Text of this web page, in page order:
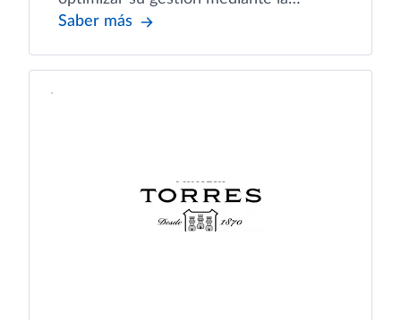
automatización
Saber más